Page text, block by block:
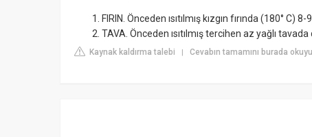
FIRIN. Önceden ısıtılmış kızgın fırında (180° C) 8-9
TAVA. Önceden ısıtılmış tercihen az yağlı tavada
Kaynak kaldırma talebi | Cevabın tamamını burada